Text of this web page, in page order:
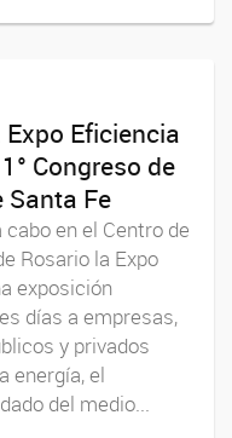
Expo Eficiencia
Congreso de
Santa Fe
en el Centro de
Rosario la Expo
exposición
días a empresas,
y privados
energía, el
del medio...